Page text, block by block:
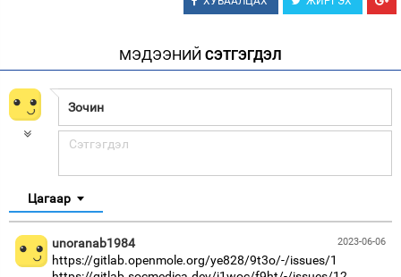
МЭДЭЭНИЙ СЭТГЭГДЭЛ
Цагаар
2023-06-06
unoranab1984
https://gitlab.openmole.org/ye828/9t3o/-/issues/1